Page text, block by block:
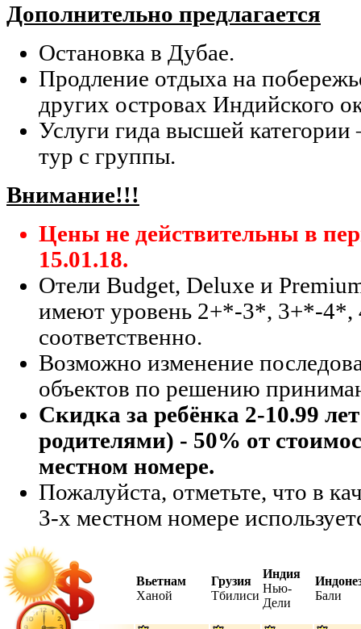
Дополнительно предлагается
Остановка в Дубае.
Продление отдыха на
других островах Индийского
Услуги гида высшей категории
тур с группы.
Внимание!!!
Цены не действительны в
15.01.18.
Отели Budget, Deluxe и
имеют уровень 2+*-3*, 3+*-
соответственно.
Возможно изменение
объектов по решению
Скидка за ребёнка 2-10.99
родителями) - 50% от
местном номере.
Пожалуйста, отметьте, что в
3-х местном номере
Вьетнам
Ханой
Грузия
Тбилиси
Индия
Нью-
Дели
Бали